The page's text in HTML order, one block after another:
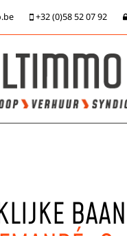
+32 (0)58 52 07 92